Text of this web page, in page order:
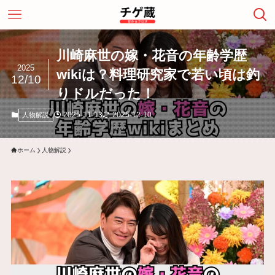
川崎麻世の嫁・花音の年齢学歴
wikiは？料理研究家で若い頃は釣
りドルだった！
2025
12/10
人物解説 2025-11-13 2025-12-10
ホーム 人物解説